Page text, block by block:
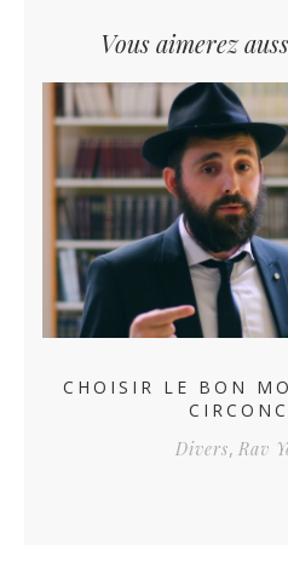
Vous aimerez
CHOISIR LE BON
Divers, Rav